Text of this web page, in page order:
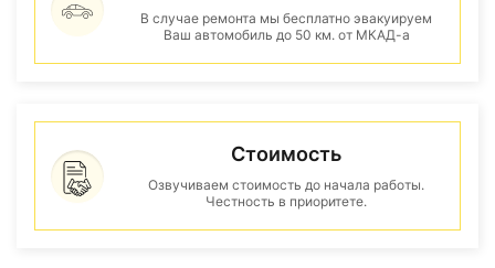
В случае ремонта мы бесплатно эвакуируем
Ваш автомобиль до 50 км. от МКАД-а
Стоимость
Озвучиваем стоимость до начала работы.
Честность в приоритете.